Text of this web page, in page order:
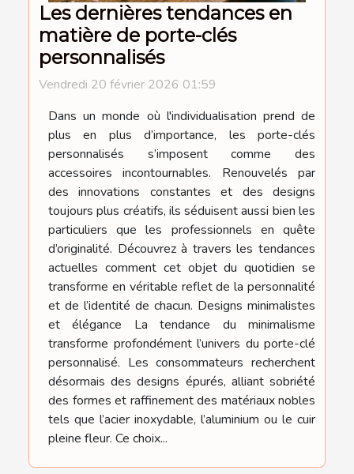
Les dernières tendances en
matière de porte-clés
personnalisés
Vendredi 20 février 2026 01:59
Dans un monde où l'individualisation prend de
plus en plus d’importance, les porte-clés
personnalisés s’imposent comme des
accessoires incontournables. Renouvelés par
des innovations constantes et des designs
toujours plus créatifs, ils séduisent aussi bien les
particuliers que les professionnels en quête
d’originalité. Découvrez à travers les tendances
actuelles comment cet objet du quotidien se
transforme en véritable reflet de la personnalité
et de l’identité de chacun. Designs minimalistes
et élégance La tendance du minimalisme
transforme profondément l’univers du porte-clé
personnalisé. Les consommateurs recherchent
désormais des designs épurés, alliant sobriété
des formes et raffinement des matériaux nobles
tels que l’acier inoxydable, l’aluminium ou le cuir
pleine fleur. Ce choix...